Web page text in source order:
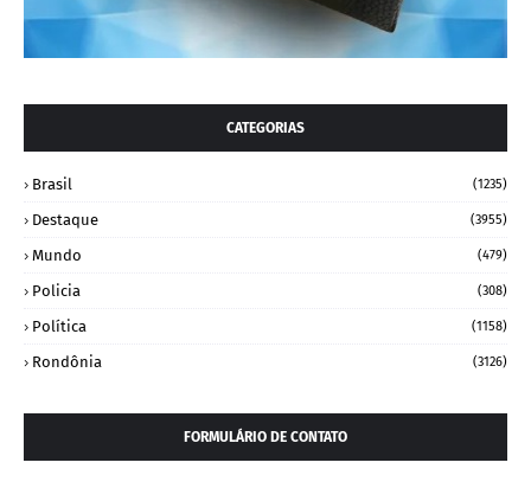
CATEGORIAS
Brasil (1235)
Destaque (3955)
Mundo (479)
Policia (308)
Política (1158)
Rondônia (3126)
FORMULÁRIO DE CONTATO